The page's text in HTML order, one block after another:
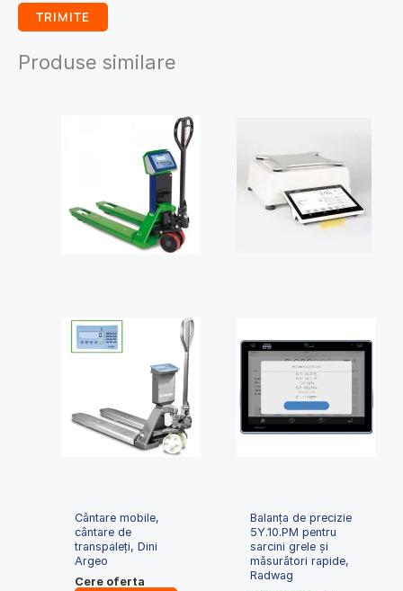
Produse similare
Cântare mobile,
cântare de
transpaleți, Dini
Argeo
Cere oferta
Balanța de precizie
5Y.10.PM pentru
sarcini grele și
măsurători rapide,
Radwag